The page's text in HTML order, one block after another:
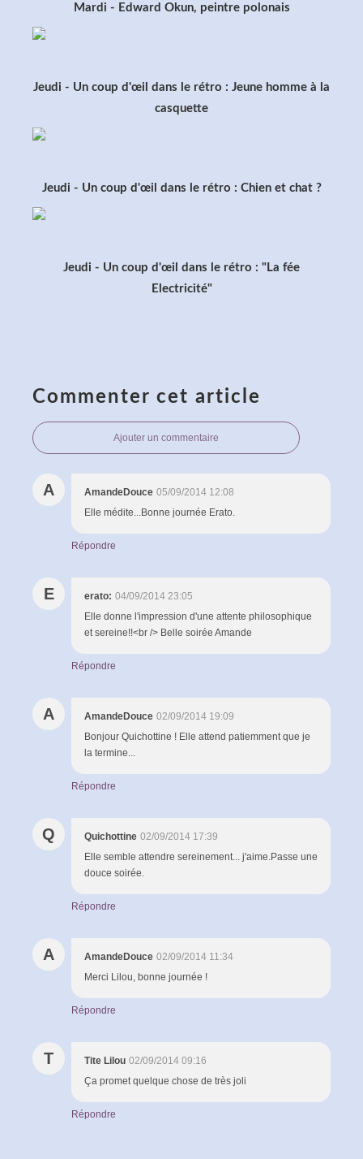
Mardi - Edward Okun, peintre polonais
Jeudi - Un coup d'œil dans le rétro : Jeune homme à la
casquette
Jeudi - Un coup d'œil dans le rétro : Chien et chat ?
Jeudi - Un coup d'œil dans le rétro : "La fée
Electricité"
Commenter cet article
Ajouter un commentaire
A AmandeDouce 05/09/2014 12:08
Elle médite...Bonne journée Erato.
Répondre
E erato: 04/09/2014 23:05
Elle donne l'impression d'une attente philosophique
et sereine!!<br /> Belle soirée Amande
Répondre
A AmandeDouce 02/09/2014 19:09
Bonjour Quichottine ! Elle attend patiemment que je
la termine...
Répondre
Q Quichottine 02/09/2014 17:39
Elle semble attendre sereinement... j'aime.Passe une
douce soirée.
Répondre
A AmandeDouce 02/09/2014 11:34
Merci Lilou, bonne journée !
Répondre
T Tite Lilou 02/09/2014 09:16
Ça promet quelque chose de très joli
Répondre